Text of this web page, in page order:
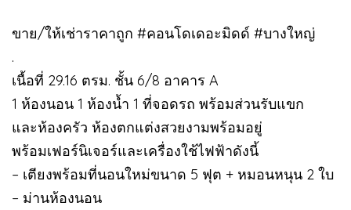
ขาย/ให้เช่าราคาถูก #คอนโดเดอะมิดด์ #บางใหญ่
.
เนื้อที่ 29.16 ตรม. ชั้น 6/8 อาคาร A
1 ห้องนอน 1 ห้องน้ำ 1 ที่จอดรถ พร้อมส่วนรับแขก
และห้องครัว ห้องตกแต่งสวยงามพร้อมอยู่
พร้อมเฟอร์นิเจอร์และเครื่องใช้ไฟฟ้าดังนี้
– เตียงพร้อมที่นอนใหม่ขนาด 5 ฟุต + หมอนหนุน 2 ใบ
– ม่านห้องนอน